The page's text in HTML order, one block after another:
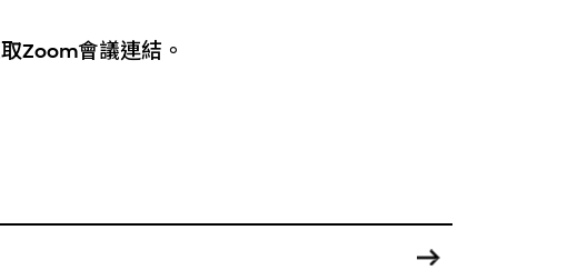
Zoom會議連結。